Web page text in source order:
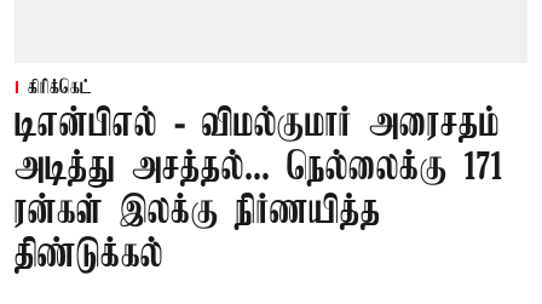
கிரிக்கெட்
டிஎன்பிஎல் - விமல்குமார் அரைசதம்
அடித்து அசத்தல்... நெல்லைக்கு 171
ரன்கள் இலக்கு நிர்ணயித்த
திண்டுக்கல்